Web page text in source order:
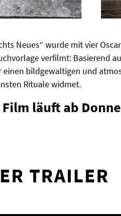
Neues“ wurde mit vier
verfilmt: Basierend
einen bildgewaltigen und
Rituale widmet.
Film läuft ab
TRAILER